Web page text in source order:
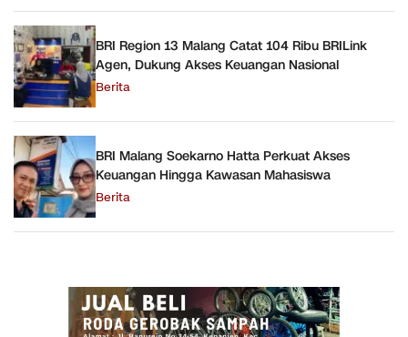
BRI Region 13 Malang Catat 104 Ribu BRILink
Agen, Dukung Akses Keuangan Nasional
Berita
BRI Malang Soekarno Hatta Perkuat Akses
Keuangan Hingga Kawasan Mahasiswa
Berita